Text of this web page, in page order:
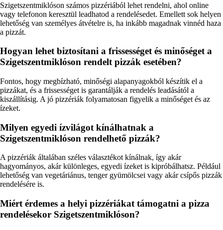
Szigetszentmiklóson számos pizzériából lehet rendelni, ahol online
vagy telefonon keresztül leadhatod a rendelésedet. Emellett sok helyen
lehetőség van személyes átvételre is, ha inkább magadnak vinnéd haza
a pizzát.
Hogyan lehet biztosítani a frissességet és minőséget a
Szigetszentmiklóson rendelt pizzák esetében?
Fontos, hogy megbízható, minőségi alapanyagokból készítik el a
pizzákat, és a frissességet is garantálják a rendelés leadásától a
kiszállításig. A jó pizzériák folyamatosan figyelik a minőséget és az
ízeket.
Milyen egyedi ízvilágot kínálhatnak a
Szigetszentmiklóson rendelhető pizzák?
A pizzériák általában széles választékot kínálnak, így akár
hagyományos, akár különleges, egyedi ízeket is kipróbálhatsz. Például
lehetőség van vegetáriánus, tenger gyümölcsei vagy akár csípős pizzák
rendelésére is.
Miért érdemes a helyi pizzériákat támogatni a pizza
rendelésekor Szigetszentmiklóson?